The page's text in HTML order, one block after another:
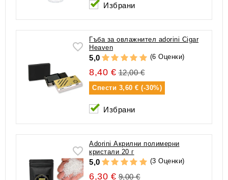
Избрани
Гъба за овлажнител adorini Cigar
Heaven
5,0 (6 Оценки)
8,40 € 12,00 €
Спести 3,60 € (-30%)
Избрани
Аdorini Акрилни полимерни
кристали 20 г
5,0 (3 Оценки)
6,30 € 9,00 €